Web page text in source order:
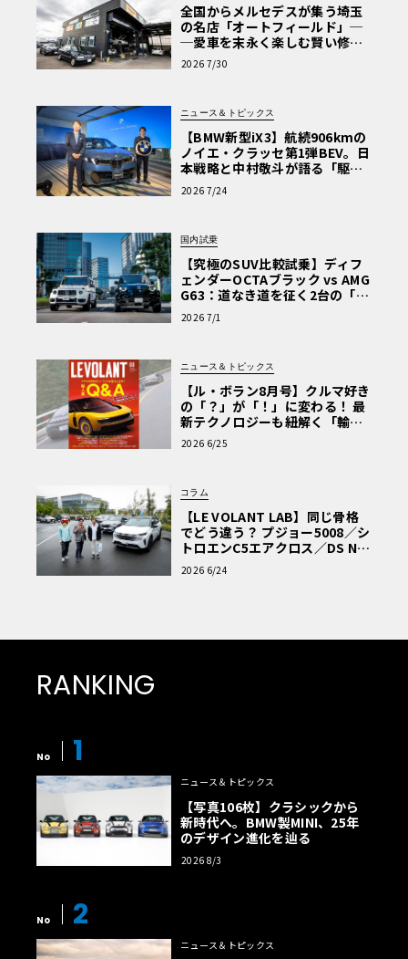
全国からメルセデスが集う埼玉
の名店「オートフィールド」─
─愛車を末永く楽しむ賢い修理
術と、プロがフックス製オイル
を選ぶ理由〈PR〉
2026 7/30
ニュース＆トピックス
【BMW新型iX3】航続906kmの
ノイエ・クラッセ第1弾BEV。日
本戦略と中村敬斗が語る「駆け
ぬける歓び」
2026 7/24
国内試乗
【究極のSUV比較試乗】ディフ
ェンダーOCTAブラック vs AMG
G63：道なき道を征く2台の「対
極的アプローチ」
2026 7/1
ニュース＆トピックス
【ル・ボラン8月号】クルマ好き
の「？」が「！」に変わる！ 最
新テクノロジーも紐解く「輸入
車Q&A」
2026 6/25
コラム
【LE VOLANT LAB】同じ骨格
でどう違う？ プジョー5008／シ
トロエンC5エアクロス／DS Nº4
読者一気乗りレポート
2026 6/24
RANKING
No 1
ニュース＆トピックス
【写真106枚】クラシックから
新時代へ。BMW製MINI、25年
のデザイン進化を辿る
2026 8/3
No 2
ニュース＆トピックス